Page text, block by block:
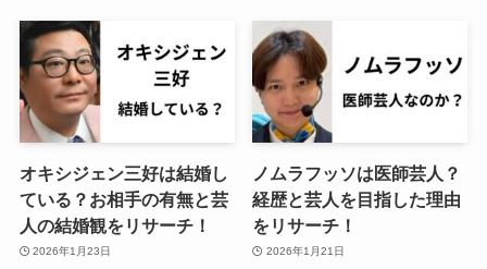
オキシジェン三好は結婚し
ている？お相手の有無と芸
人の結婚観をリサーチ！
2026年1月23日
ノムラフッソは医師芸人？
経歴と芸人を目指した理由
をリサーチ！
2026年1月21日